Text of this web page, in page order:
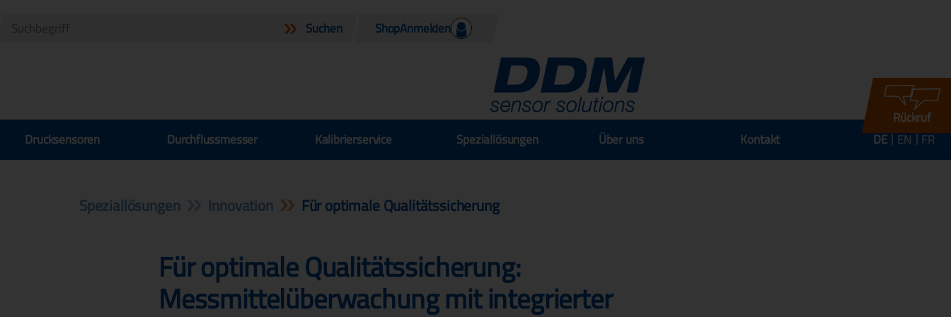
ShopAnmelden
Drucksensoren Durchflussmesser Kalibrierservice Speziallösungen Über uns Kontakt DE EN FR
Rückruf
Speziallösungen Innovation Für optimale Qualitätssicherung
Für optimale Qualitätssicherung:
Messmittelüberwachung mit integrierter